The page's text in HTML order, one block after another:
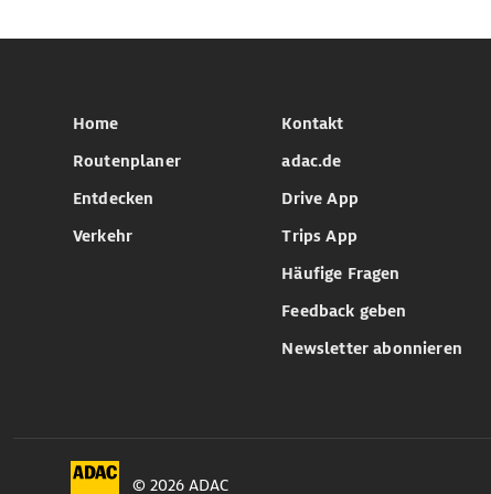
Home
Routenplaner
Entdecken
Verkehr
Kontakt
adac.de
Drive App
Trips App
Häufige Fragen
Feedback geben
Newsletter abonnieren
© 2026 ADAC